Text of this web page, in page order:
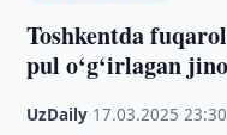
Toshkentda
pul o‘g‘irlagan
UzDaily 17.03.2025 ·23:30